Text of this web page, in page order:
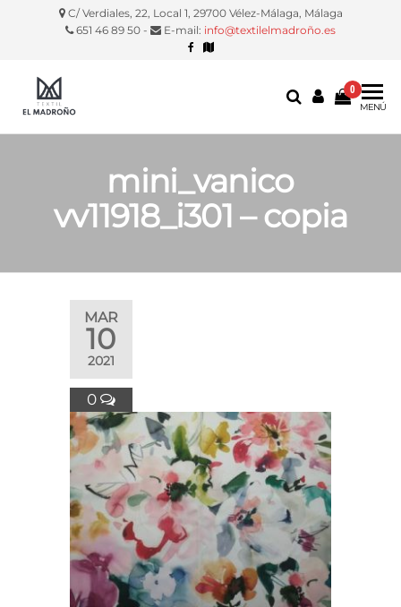
C/ Verdiales, 22, Local 1, 29700 Vélez-Málaga, Málaga
651 46 89 50 -
E-mail: info@textilelmadroño.es
Madroño
silla, etc.
0
MENÚ
mini_vanico
vv11918_i301 – copia
MAR
10
2021
0